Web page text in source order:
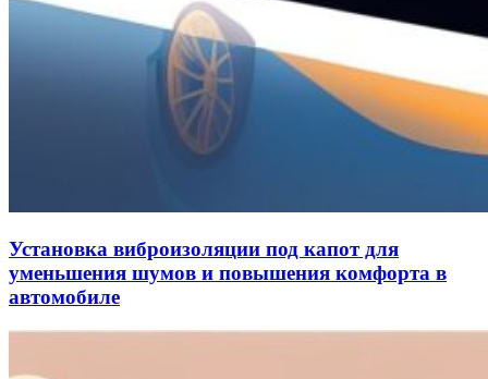
Установка виброизоляции под капот для
уменьшения шумов и повышения комфорта в
автомобиле